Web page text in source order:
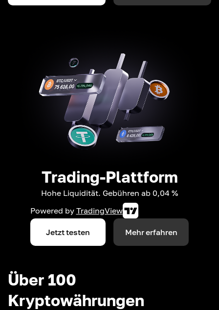
Trading-Plattform
Hohe Liquidität. Gebühren ab 0,04 %
Powered by TradingView
Jetzt testen Mehr erfahren
Über 100
Kryptowährungen